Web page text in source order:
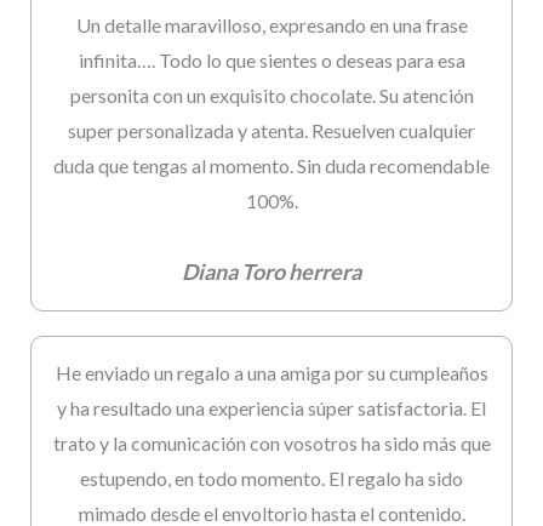
Un detalle maravilloso, expresando en una frase
infinita…. Todo lo que sientes o deseas para esa
personita con un exquisito chocolate. Su atención
super personalizada y atenta. Resuelven cualquier
duda que tengas al momento. Sin duda recomendable
100%.
Diana Toro herrera
He enviado un regalo a una amiga por su cumpleaños
y ha resultado una experiencia súper satisfactoria. El
trato y la comunicación con vosotros ha sido más que
estupendo, en todo momento. El regalo ha sido
mimado desde el envoltorio hasta el contenido.